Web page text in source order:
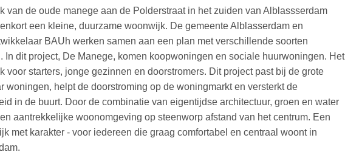
van de oude manege aan de Polderstraat in het zuiden van Alblassserdam
een kleine, duurzame woonwijk. De gemeente Alblasserdam en
BAUh werken samen aan een plan met verschillende soorten
In dit project, De Manege, komen koopwoningen en sociale huurwoningen. Het
voor starters, jonge gezinnen en doorstromers. Dit project past bij de grote
woningen, helpt de doorstroming op de woningmarkt en versterkt de
in de buurt. Door de combinatie van eigentijdse architectuur, groen en water
aantrekkelijke woonomgeving op steenworp afstand van het centrum. Een
met karakter - voor iedereen die graag comfortabel en centraal woont in